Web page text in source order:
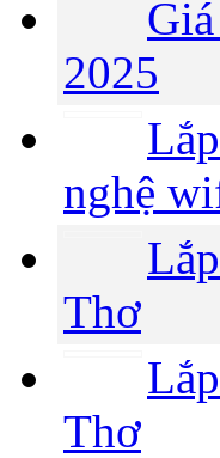
2025
nghệ
Thơ
Thơ